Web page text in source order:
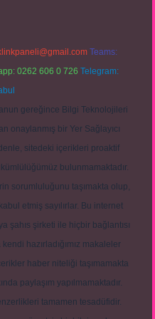
Teams:
0262 606 0 726 Telegram:
gereğince Bilgi Teknolojileri
onaylanmış bir Yer Sağlayıcı
sitedeki içerikleri proaktif
bulunmamaktadır.
sorumluluğunu taşımakta olup,
etmiş sayılırlar. Bu internet
şahıs şirketi ile hiçbir bağlantısı
hazırladığımız makaleler
haber niteliği taşımamakta
paylaşım yapılmamaktadır.
tamamen tesadüfidir.